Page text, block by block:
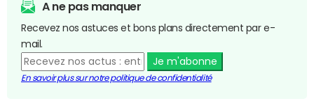
A ne pas manquer
Recevez nos astuces et bons plans directement par e-
mail.
Je m'abonne
En savoir plus sur notre politique de confidentialité